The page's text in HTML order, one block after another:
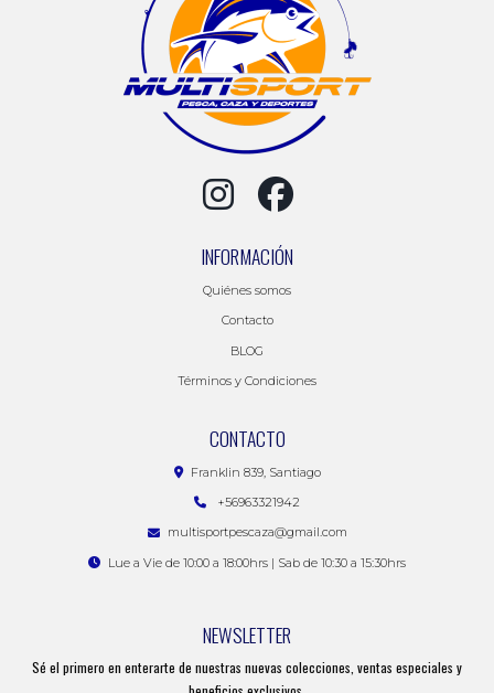
INFORMACIÓN
Quiénes somos
Contacto
BLOG
Términos y Condiciones
CONTACTO
Franklin 839, Santiago
+56963321942
multisportpescaza@gmail.com
Lue a Vie de 10:00 a 18:00hrs | Sab de 10:30 a 15:30hrs
NEWSLETTER
Sé el primero en enterarte de nuestras nuevas colecciones, ventas especiales y